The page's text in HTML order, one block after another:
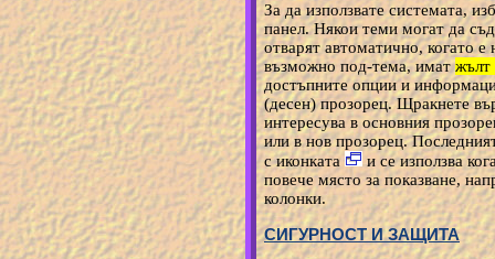
За да използвате системата,
панел. Някои теми могат да
отварят автоматично, когато
възможно под-тема, иматжълт
достъпните опции и
(десен) прозорец. Щракнете
интересува в основния
или в нов прозорец.
с иконката
и се използва
повече място за показване,
колонки.
СИГУРНОСТ И ЗАЩИТА